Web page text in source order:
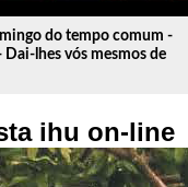
do tempo comum -
Dai-lhes vós mesmos de
ihu on-line